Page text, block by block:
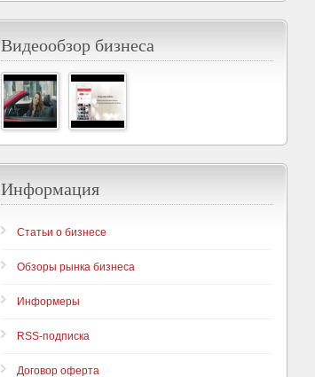
Видеообзор бизнеса
Информация
Статьи о бизнесе
Обзоры рынка бизнеса
Информеры
RSS-подписка
Договор оферта